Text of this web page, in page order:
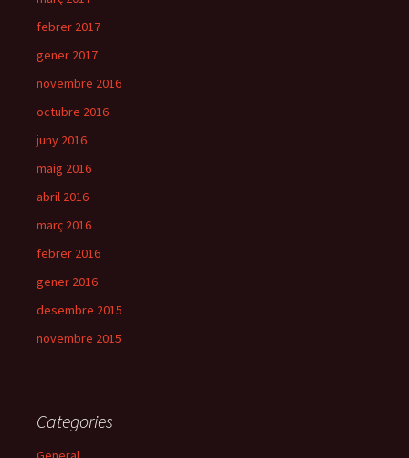
febrer 2017
gener 2017
novembre 2016
octubre 2016
juny 2016
maig 2016
abril 2016
març 2016
febrer 2016
gener 2016
desembre 2015
novembre 2015
Categories